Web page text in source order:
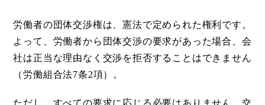
労働者の団体交渉権は、憲法で定められた権利です。
よって、労働者から団体交渉の要求があった場合、会
社は正当な理由なく交渉を拒否することはできません
（労働組合法7条2項）。
ただし、すべての要求に応じる必要はありません。交